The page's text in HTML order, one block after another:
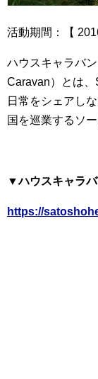
活動期間：【
ハウスキャラバ
Caravan）とは
日常をシェアし
国を巡業するソ
▼ハウスキャラ
https://